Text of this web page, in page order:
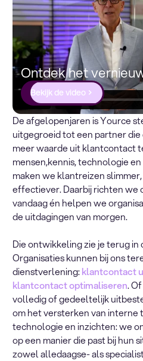
Ontdek het
Bekijk de video
De afgelopenjaren is Yource
uitgegroeid tot een partner
meer waarde uit klantcontact
mensen,kennis, technologie
maken we klantreizen
effectiever. Daarbij richten we
vandaag én helpen we
de uitdagingen van morgen.
Die ontwikkeling zie je terug
Organisaties kunnen bij ons
dienstverlening:klantcontact
klantcontact optimaliseren.
volledig of gedeeltelijk
om het versterken van interne
technologie en inzichten: we
op een manier die past bij hun
zowel alledaagse- als